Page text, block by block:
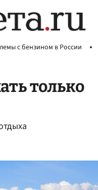
с бензином в России
только